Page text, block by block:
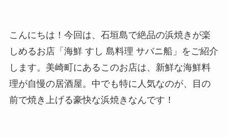
こんにちは！今回は、石垣島で絶品の浜焼きが楽
しめるお店「海鮮 すし 島料理 サバニ船」をご紹介
します。美崎町にあるこのお店は、新鮮な海鮮料
理が自慢の居酒屋。中でも特に人気なのが、目の
前で焼き上げる豪快な浜焼きなんです！